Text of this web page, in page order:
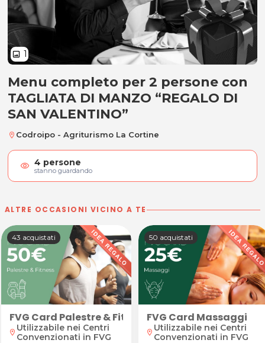
image 1
Menu completo per 2 persone con
Menu completo per 2 persone con
TAGLIATA DI MANZO “REGALO DI
SAN VALENTINO”
location_on Codroipo - Agriturismo La Cortine
visibility 4 persone
stanno guardando
ALTRE OCCASIONI VICINO A TE
43 acquistati
FVG Card Palestre & Fitness
location_on Utilizzabile nei Centri
Convenzionati in FVG
50 acquistati
FVG Card Massaggi
location_on Utilizzabile nei Centri
Convenzionati in FVG